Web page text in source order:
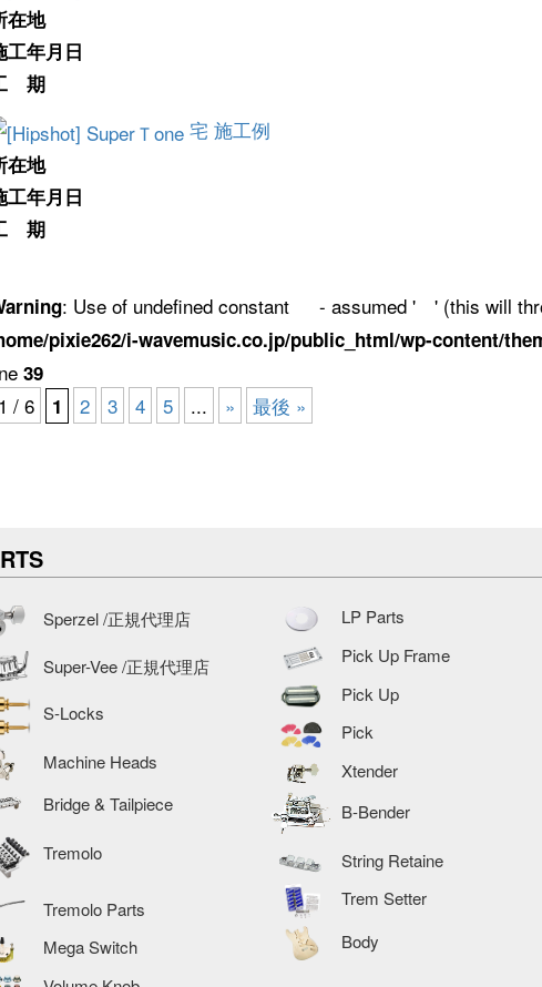
在地
工年月日
期
宅 施工例
在地
工年月日
期
: Use of undefined constant - assumed ' ' (this will
pixie262/i-wavemusic.co.jp/public_html/wp-content/
39
1 / 6 1 2 3 4 5 ... » 最後 »
Sperzel /正規代理店
Super-Vee /正規代理店
S-Locks
Machine Heads
Bridge & Tailpiece
Tremolo
Tremolo Parts
Mega Switch
LP Parts
Pick Up Frame
Pick Up
Pick
Xtender
B-Bender
String Retaine
Trem Setter
Body